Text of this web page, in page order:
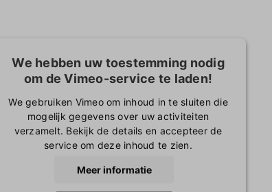
We hebben uw toestemming nodig
om de Vimeo-service te laden!
We gebruiken Vimeo om inhoud in te sluiten die
mogelijk gegevens over uw activiteiten
verzamelt. Bekijk de details en accepteer de
service om deze inhoud te zien.
Meer informatie